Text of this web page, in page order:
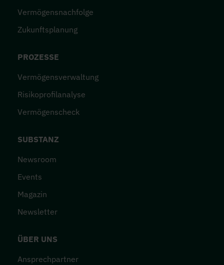
Vermögensnachfolge
Zukunftsplanung
PROZESSE
Vermögensverwaltung
Risikoprofilanalyse
Vermögenscheck
SUBSTANZ
Newsroom
Events
Magazin
Newsletter
ÜBER UNS
Ansprechpartner